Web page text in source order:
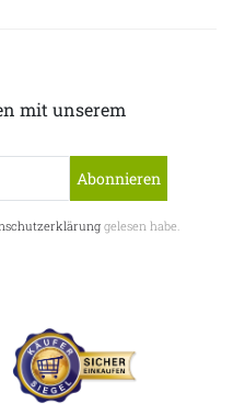
mit unserem
Abonnieren
gelesen habe.